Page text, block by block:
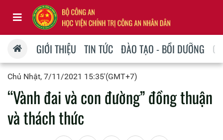
GIỚI THIỆU TIN TỨC ĐÀO TẠO - BỒI DƯỠNG
Chủ Nhật, 7/11/2021 15:35'(GMT+7)
“Vành đai và con đường” đồng thuận
và thách thức